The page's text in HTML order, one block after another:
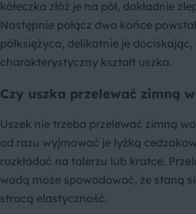
kółeczka złóż je na pół, dokładnie
Następnie połącz dwa końce
półksiężyca, delikatnie je
charakterystyczny kształt uszka.
Czy uszka przelewać zimną
Uszek nie trzeba przelewać zimną
od razu wyjmować je łyżką
rozkładać na talerzu lub kratce.
wodą może spowodować, że staną
stracą elastyczność.